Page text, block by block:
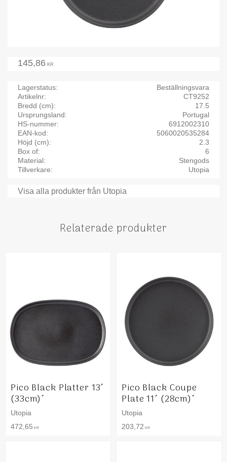
145,86 KR
Lagerstatus
Beställningsvara
Artikelnr
CT9252
Bredd (cm)
17.5
Ursprungsland
Portugal
HS-nummer
6912002310
EAN-kod
5060020535284
Höjd (cm)
2.3
Box of
6
Material
Stengods
Tillverkare
Utopia
Visa alla produkter från Utopia
Relaterade produkter
Pico Black Platter 13´
(33cm)´
Utopia
472,65 KR
Pico Black Coupe
Plate 11´ (28cm)´
Utopia
203,72 KR